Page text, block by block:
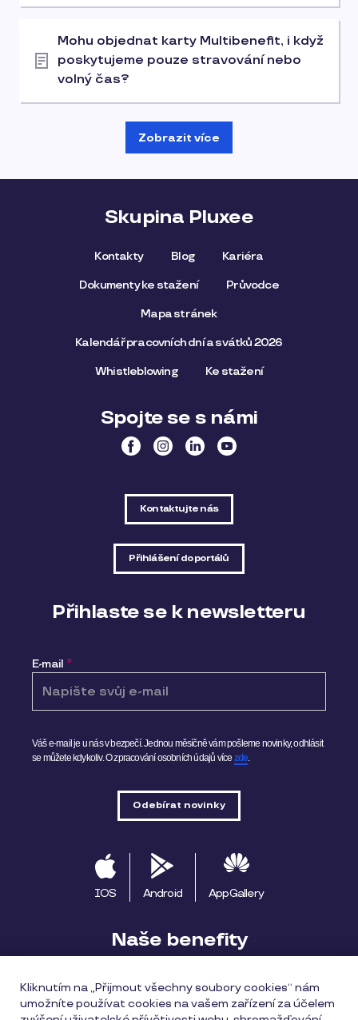
Mohu objednat karty Multibenefit, i když
poskytujeme pouze stravování nebo
volný čas?
Zobrazit více
Skupina Pluxee
Kontakty Blog Kariéra
Dokumenty ke stažení Průvodce
Mapa stránek
Kalendář pracovních dní a svátků 2026
Whistleblowing Ke stažení
Spojte se s námi
Kontaktujte nás
Přihlášení do portálů
Přihlaste se k newsletteru
E-mail *
Váš e-mail je u nás v bezpečí. Jednou měsíčně vám pošleme novinky, odhlásit
se můžete kdykoliv.O zpracování osobních údajů více zde.
IOS Android AppGallery
Naše benefity
Apple Pay Pluxee Cestuj Pluxee Rozvoz
Kliknutím na „Přijmout všechny soubory cookies“ nám
umožníte používat cookies na vašem zařízení za účelem